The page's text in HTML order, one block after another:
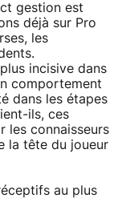
gestion est
déjà sur Pro
les
incisive dans
comportement
dans les étapes
ils, ces
les connaisseurs
la tête du joueur
au plus